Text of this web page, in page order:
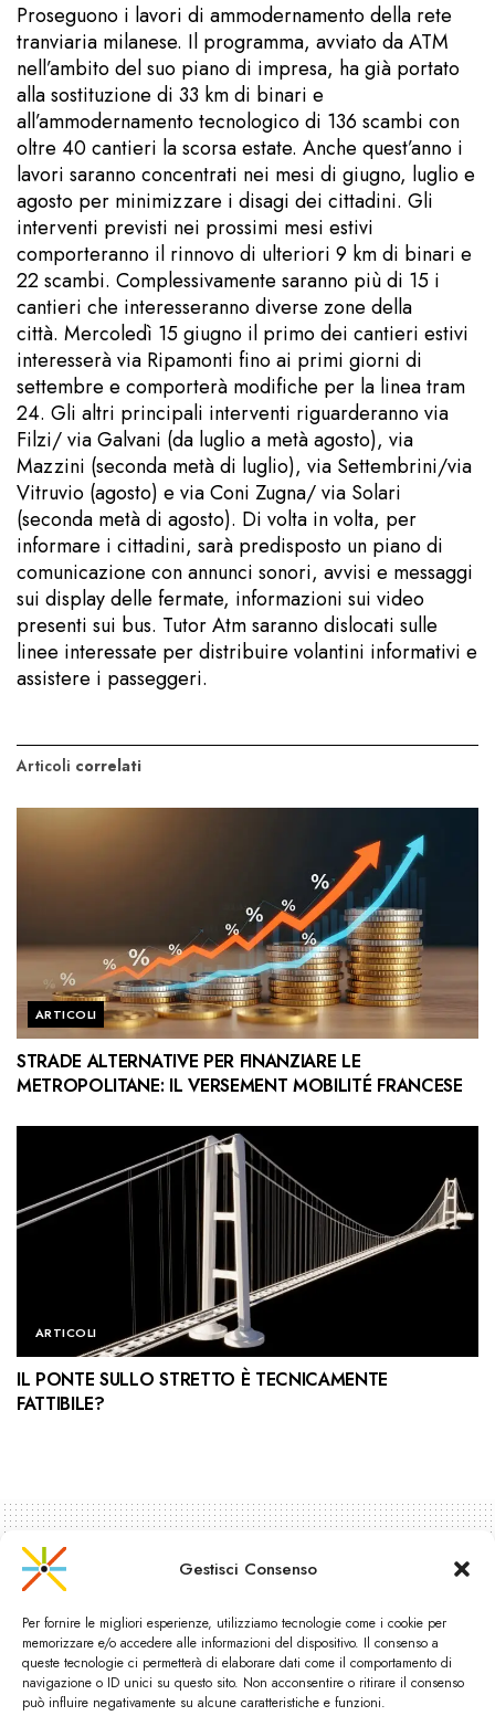
Gestisci Consenso
Per fornire le migliori esperienze, utilizziamo tecnologie come i cookie per
memorizzare e/o accedere alle informazioni del dispositivo. Il consenso a
queste tecnologie ci permetterà di elaborare dati come il comportamento di
navigazione o ID unici su questo sito. Non acconsentire o ritirare il consenso
può influire negativamente su alcune caratteristiche e funzioni.
Proseguono i lavori di ammodernamento della rete
tranviaria milanese. Il programma, avviato da ATM
nell’ambito del suo piano di impresa, ha già portato
alla sostituzione di 33 km di binari e
all’ammodernamento tecnologico di 136 scambi con
oltre 40 cantieri la scorsa estate. Anche quest’anno i
lavori saranno concentrati nei mesi di giugno, luglio e
agosto per minimizzare i disagi dei cittadini. Gli
interventi previsti nei prossimi mesi estivi
comporteranno il rinnovo di ulteriori 9 km di binari e
22 scambi. Complessivamente saranno più di 15 i
cantieri che interesseranno diverse zone della
città. Mercoledì 15 giugno il primo dei cantieri estivi
interesserà via Ripamonti fino ai primi giorni di
settembre e comporterà modifiche per la linea tram
24. Gli altri principali interventi riguarderanno via
Filzi/ via Galvani (da luglio a metà agosto), via
Mazzini (seconda metà di luglio), via Settembrini/via
Vitruvio (agosto) e via Coni Zugna/ via Solari
(seconda metà di agosto). Di volta in volta, per
informare i cittadini, sarà predisposto un piano di
comunicazione con annunci sonori, avvisi e messaggi
sui display delle fermate, informazioni sui video
presenti sui bus. Tutor Atm saranno dislocati sulle
linee interessate per distribuire volantini informativi e
assistere i passeggeri.
Articoli correlati
ARTICOLI
STRADE ALTERNATIVE PER FINANZIARE LE
METROPOLITANE: IL VERSEMENT MOBILITÉ FRANCESE
ARTICOLI
IL PONTE SULLO STRETTO È TECNICAMENTE
FATTIBILE?